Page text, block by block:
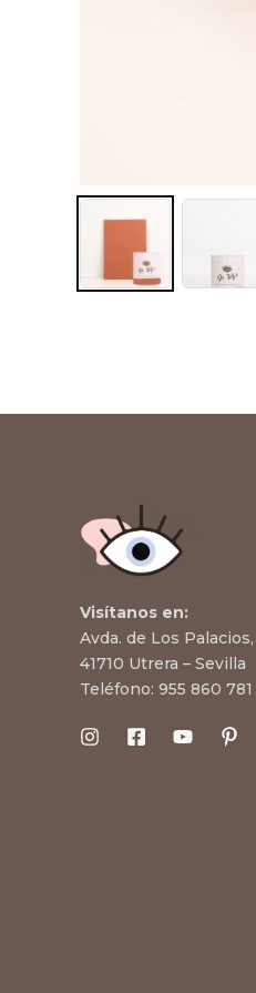
Visítanos en:
Avda. de Los
41710 Utrera – Sevilla
Teléfono: 955 860 781